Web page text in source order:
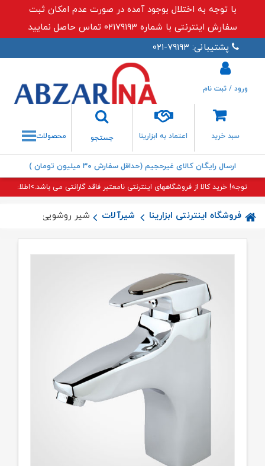
با توجه به اختلال بوجود آمده در صورت عدم امکان ثبت
سفارش اینترنتی با شماره ۰۲۱۷۹۱۹۳ تماس حاصل نمایید
پشتیبانی: ۷۹۱۹۳-۰۲۱
سبد خرید اعتماد به ابزارینا
جستجو
جستجو
ورود / ثبت نام
محصولات
ارسال رایگان کالای غیرحجیم (حداقل سفارش ۳۰ میلیون تومان )
توجه! خرید کالا از فروشگاههای اینترنتی نامعتبر فاقد گارانتی می باشد.>اطلاعات
فروشگاه اینترنتی ابزارینا شیرآلات شیر روشویی هیلدا